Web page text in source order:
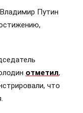
Путин
отметил,
что